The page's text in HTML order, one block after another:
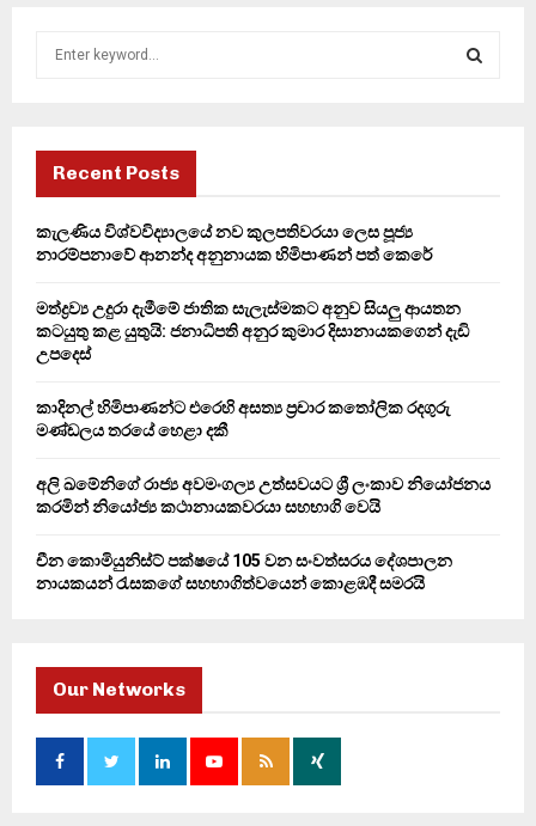
f
r
H
Recent Posts
කැලණිය විශ්වවිද්‍යාලයේ නව කුලපතිවරයා ලෙස පූජ්‍ය
නාරම්පනාවේ ආනන්ද අනුනායක හිමිපාණන් පත් කෙරේ
මත්ද්‍රව්‍ය උදුරා දැමීමේ ජාතික සැලැස්මකට අනුව සියලු ආයතන
කටයුතු කළ යුතුයි: ජනාධිපති අනුර කුමාර දිසානායකගෙන් දැඩි
උපදෙස්
කාදිනල් හිමිපාණන්ට එරෙහි අසත්‍ය ප්‍රචාර කතෝලික රදගුරු
මණ්ඩලය තරයේ හෙළා දකී
අලි ඛමේනිගේ රාජ්‍ය අවමංගල්‍ය උත්සවයට ශ්‍රී ලංකාව නියෝජනය
කරමින් නියෝජ්‍ය කථානායකවරයා සහභාගි වෙයි
චීන කොමියුනිස්ට් පක්ෂයේ 105 වන සංවත්සරය දේශපාලන
නායකයන් රැසකගේ සහභාගිත්වයෙන් කොළඹදී සමරයි
Our Networks